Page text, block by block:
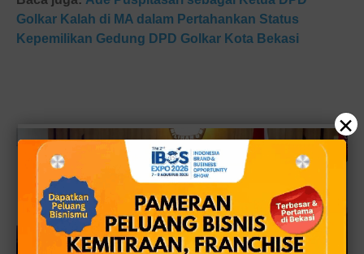
Golkar Kalah di MA dalam Pertahankan Status
Kepemilikan Gedung DPD Golkar Kota Bekasi
×